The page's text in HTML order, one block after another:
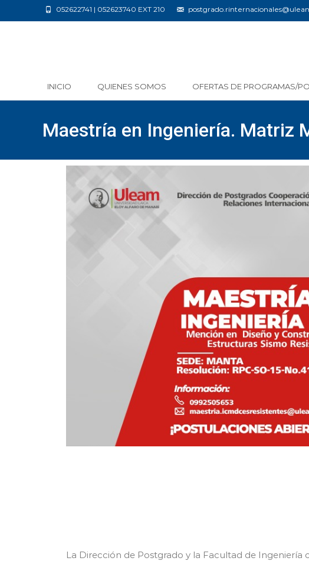
052622741 | 052623740 EXT 210
INICIO QUIENES SOMOS OFERTAS DE PROGRAMAS/
Maestría en Ingeniería. Matriz
La Dirección de Postgrado y la Facultad de Ingeniería